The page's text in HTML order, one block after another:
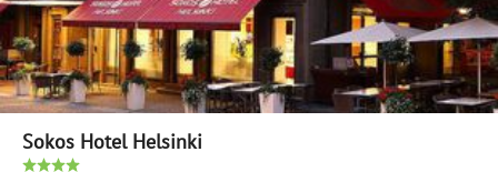
Sokos Hotel Helsinki